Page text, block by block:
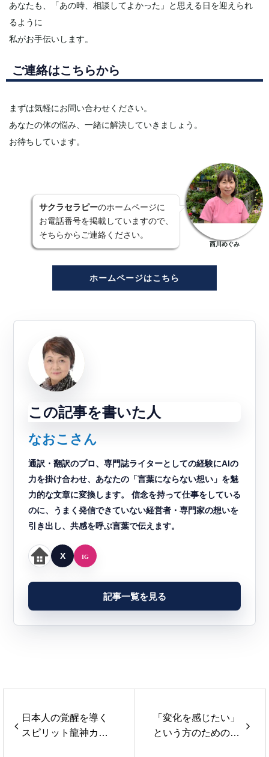
あなたも、「あの時、相談してよかった」と思える日を迎えられ
るように
私がお手伝いします。
ご連絡はこちらから
まずは気軽にお問い合わせください。
あなたの体の悩み、一緒に解決していきましょう。
お待ちしています。
サクラセラピーのホームページに
お電話番号を掲載していますので、
そちらからご連絡ください。
西川めぐみ
ホームページはこちら
この記事を書いた人
なおこさん
通訳・翻訳のプロ、専門誌ライターとしての経験にAIの
力を掛け合わせ、あなたの「言葉にならない想い」を魅
力的な文章に変換します。 信念を持って仕事をしている
のに、うまく発信できていない経営者・専門家の想いを
引き出し、共感を呼ぶ言葉で伝えます。
記事一覧を見る
日本人の覚醒を導く
スピリット龍神カー
「変化を感じたい」
という方のための、